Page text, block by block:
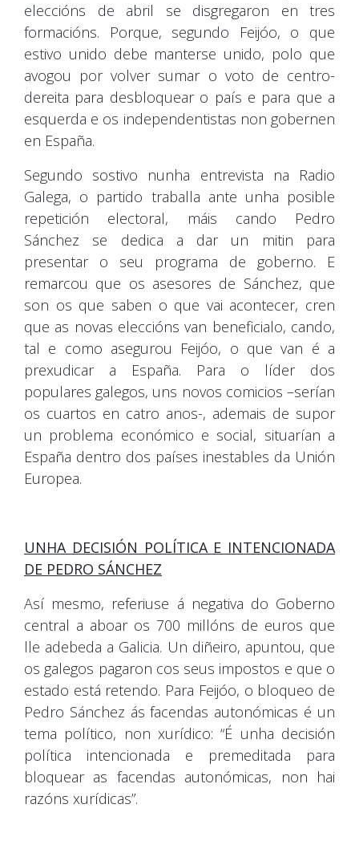
eleccións de abril se disgregaron en tres
formacións. Porque, segundo Feijóo, o que
estivo unido debe manterse unido, polo que
avogou por volver sumar o voto de centro-
dereita para desbloquear o país e para que a
esquerda e os independentistas non gobernen
en España.
Segundo sostivo nunha entrevista na Radio
Galega, o partido traballa ante unha posible
repetición electoral, máis cando Pedro
Sánchez se dedica a dar un mitin para
presentar o seu programa de goberno. E
remarcou que os asesores de Sánchez, que
son os que saben o que vai acontecer, cren
que as novas eleccións van beneficialo, cando,
tal e como asegurou Feijóo, o que van é a
prexudicar a España. Para o líder dos
populares galegos, uns novos comicios –serían
os cuartos en catro anos-, ademais de supor
un problema económico e social, situarían a
España dentro dos países inestables da Unión
Europea.
UNHA DECISIÓN POLÍTICA E INTENCIONADA
DE PEDRO SÁNCHEZ
Así mesmo, referiuse á negativa do Goberno
central a aboar os 700 millóns de euros que
lle adebeda a Galicia. Un diñeiro, apuntou, que
os galegos pagaron cos seus impostos e que o
estado está retendo. Para Feijóo, o bloqueo de
Pedro Sánchez ás facendas autonómicas é un
tema político, non xurídico: “É unha decisión
política intencionada e premeditada para
bloquear as facendas autonómicas, non hai
razóns xurídicas”.